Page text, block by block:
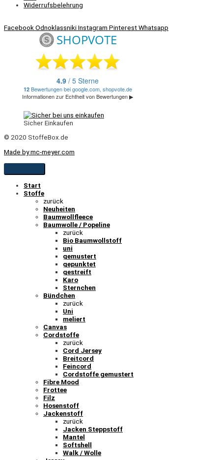
Widerrufsbelehrung
FacebookOdnoklassnikiInstagram PinterestWhatsapp
Sicher Einkaufen
© 2020 StoffeBox.de
Made by mc-meyer.com
Start
Stoffe
zurück
Neuheiten
Baumwollfleece
Baumwolle / Popeline
zurück
Bio Baumwollstoff
uni
gemustert
gepunktet
gestreift
Karo
Sternchen
Bündchen
zurück
Uni
meliert
Canvas
Cordstoffe
zurück
Cord Jersey
Breitcord
Feincord
Cordstoffe gemustert
Fibre Mood
Frottee
Filz
Hosenstoff
Jackenstoff
zurück
Jacken Steppstoff
Mantel
Softshell
Walk / Wolle